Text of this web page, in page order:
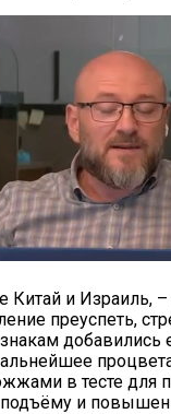
и Израиль,
преуспеть,
добавились
в тесте для
подъёму и